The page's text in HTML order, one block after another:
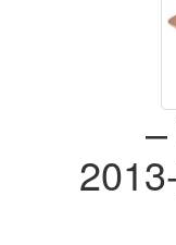
אייר "13 (2013-